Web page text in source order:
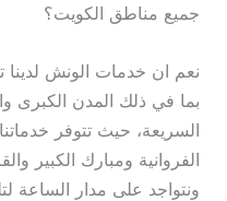
جميع مناطق الكويت؟
نعم ان خدمات الونش
بما في ذلك المدن الكبرى
السريعة، حيث تتوفر
الفروانية ومبارك الكبير
ونتواجد على مدار الساعة